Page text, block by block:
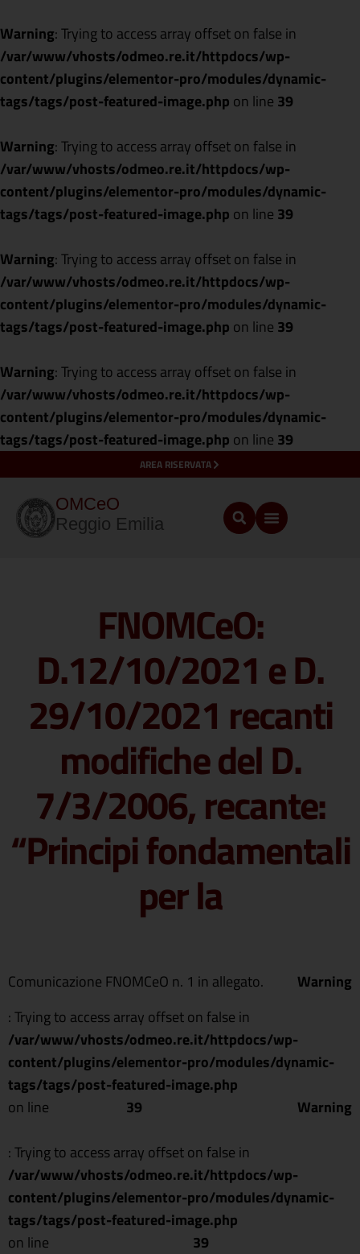
Warning: Trying to access array offset on false in
/var/www/vhosts/odmeo.re.it/httpdocs/wp-
content/plugins/elementor-pro/modules/dynamic-
tags/tags/post-featured-image.php on line 39
Warning: Trying to access array offset on false in
/var/www/vhosts/odmeo.re.it/httpdocs/wp-
content/plugins/elementor-pro/modules/dynamic-
tags/tags/post-featured-image.php on line 39
Warning: Trying to access array offset on false in
/var/www/vhosts/odmeo.re.it/httpdocs/wp-
content/plugins/elementor-pro/modules/dynamic-
tags/tags/post-featured-image.php on line 39
Warning: Trying to access array offset on false in
/var/www/vhosts/odmeo.re.it/httpdocs/wp-
content/plugins/elementor-pro/modules/dynamic-
tags/tags/post-featured-image.php on line 39
AREA RISERVATA
OMCeO
Reggio Emilia
FNOMCeO:
D.12/10/2021 e D.
29/10/2021 recanti
modifiche del D.
7/3/2006, recante:
“Principi fondamentali
per la
Comunicazione FNOMCeO n. 1 in allegato.
Warning
: Trying to access array offset on false in
/var/www/vhosts/odmeo.re.it/httpdocs/wp-
content/plugins/elementor-pro/modules/dynamic-
tags/tags/post-featured-image.php
on line
39 Warning
: Trying to access array offset on false in
/var/www/vhosts/odmeo.re.it/httpdocs/wp-
content/plugins/elementor-pro/modules/dynamic-
tags/tags/post-featured-image.php
on line
39